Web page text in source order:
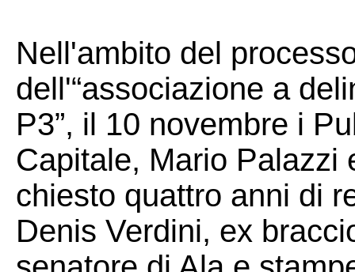
Nell'ambito del
dell'“associazione a
P3”, il 10 novembre i
Capitale, Mario Palazzi
chiesto quattro anni di
Denis Verdini, ex